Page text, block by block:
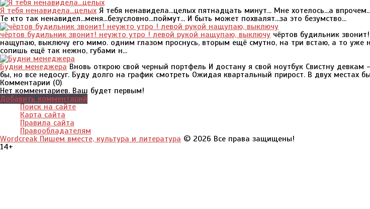
Я тебя ненавидела...целых Я тебя ненавидела...целых пятнадцать минут... Мне хотелось...а
Те кто так ненавидел...меня...безусловно...поймут... И быть может похвалят...за это безумство...
чёртов будильник звонит! неужто утро ! левой рукой нащупаю, выключу чёртов будильник
нащупаю, выключу его мимо. одним глазом проснусь, вторым ещё смутно, на три встаю, а то уже
сопишь ещё так нежно, губами н...
Будни менеджера Вновь открою свой черный портфель И достану я свой ноутбук Свистну девкам
бы, но все недосуг. Буду долго на график смотреть Ожидая квартальный прирост. В двух местах
Комментарии (0)
Нет комментариев. Ваш будет первым!
Добавить комментарий
Поиск на сайте
Карта сайта
Правила сайта
Правообладателям
Wordcreak Пишем вместе, культура и литература © 2026 Все права защищены!
14+